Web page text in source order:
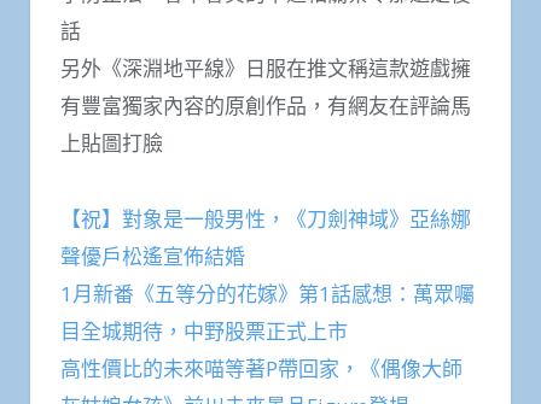
話
另外《深淵地平線》日服在推文稱這款遊戲擁
有豐富獨家內容的原創作品，有網友在評論馬
上貼圖打臉
【祝】對象是一般男性，《刀劍神域》亞絲娜
聲優戶松遙宣佈結婚
1月新番《五等分的花嫁》第1話感想：萬眾囑
目全城期待，中野股票正式上市
高性價比的未來喵等著P帶回家，《偶像大師